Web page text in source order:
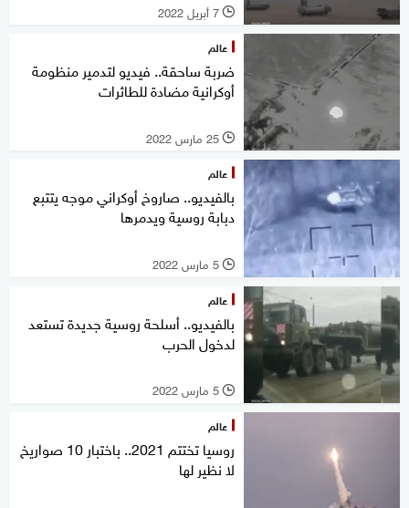
l 7 أبريل 2022
عالم
ضربة ساحقة.. فيديو لتدمير منظومة
أوكرانية مضادة للطائرات
l 25 مارس 2022
عالم
بالفيديو.. صاروخ أوكراني موجه يتتبع
دبابة روسية ويدمرها
l 5 مارس 2022
عالم
بالفيديو.. أسلحة روسية جديدة تستعد
لدخول الحرب
l 5 مارس 2022
عالم
روسيا تختتم 2021.. باختبار 10 صواريخ
لا نظير لها